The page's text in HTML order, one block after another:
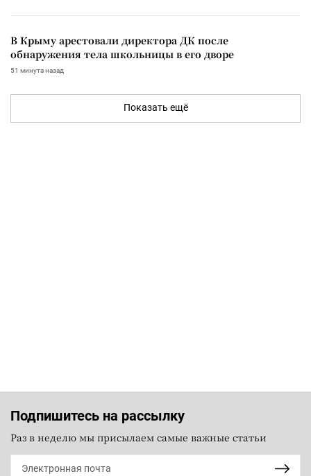
В Крыму арестовали директора ДК после
обнаружения тела школьницы в его дворе
51 минута назад
Показать ещё
Подпишитесь на рассылку
Раз в неделю мы присылаем самые важные статьи